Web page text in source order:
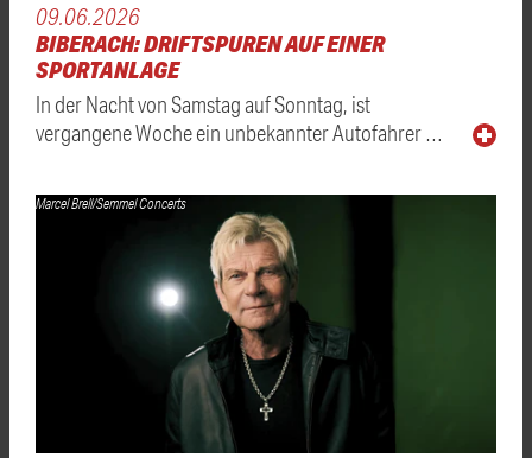
09.06.2026
BIBERACH: DRIFTSPUREN AUF EINER
SPORTANLAGE
In der Nacht von Samstag auf Sonntag, ist
vergangene Woche ein unbekannter Autofahrer …
Marcel Brell/Semmel Concerts